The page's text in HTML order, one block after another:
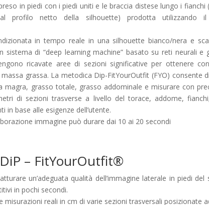
in piedi con i piedi uniti e le braccia distese lungo i fianchi
profilo netto della silhouette) prodotta utilizzando il
in tempo reale in una silhouette bianco/nera e
sistema di “deep learning machine” basato su reti neurali e
ricavate aree di sezioni significative per ottenere
grassa. La metodica Dip-FitYourOutfit (FYO) consente
magra, grasso totale, grasso addominale e misurare con
di sezioni trasverse a livello del torace, addome,
in base alle esigenze dell’utente.
immagine può durare dai 10 ai 20 secondi
DiP – FitYourOutfit®
un’adeguata qualità dell’immagine laterale in piedi del
in pochi secondi.
reali in cm di varie sezioni trasversali posizionate